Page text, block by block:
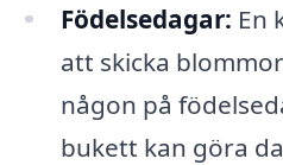
Födelsedagar: En
att skicka
någon på
bukett kan göra